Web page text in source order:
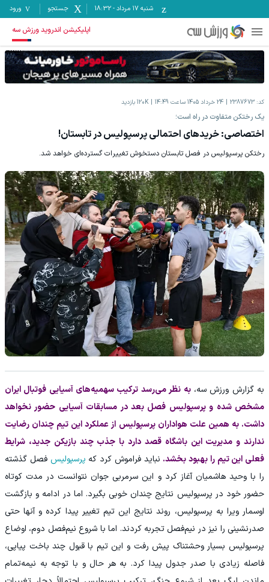
شنبه ۱۷ مرداد -
18:32 جستجو ورود
اپلیکیشن اندروید ورزش سه
کد: 2387673 24 خرداد 1405 ساعت 14:49 120K بازدید
یک رختکن متفاوت در راه است؛
اختصاصی: خریدهای احتمالی پرسپولیس در تابستان!
رختکن پرسپولیس در فصل تابستان دستخوش تغییرات گسترده‌ای خواهد شد.
به گزارش ورزش سه،به نظر می‌رسد ترکیب سهمیه‌های آسیایی فوتبال ایران
مشخص شده و پرسپولیس فصل بعد در مسابقات آسیایی حضور نخواهد
داشت. به همین علت هواداران پرسپولیس از عملکرد این تیم چندان رضایت
ندارند و مدیریت این باشگاه قصد دارد با جذب چند بازیکن جدید، شرایط
فعلی این تیم را بهبود بخشد. نباید فراموش کرد که پرسپولیس فصل گذشته
را با وحید هاشمیان آغاز کرد و این سرمربی جوان نتوانست در مدت کوتاه
حضور خود در پرسپولیس نتایج چندان خوبی بگیرد. اما در ادامه و بازگشت
اوسمار ویرا به پرسپولیس، روند نتایج این تیم تغییر پیدا کرده و آنها حتی
صدرنشینی را نیز در نیم‌فصل تجربه کردند. اما با شروع نیم‌فصل دوم، اوضاع
پرسپولیس بسیار وحشتناک پیش رفت و این تیم با قبول چند باخت پیاپی،
فاصله زیادی با صدر جدول پیدا کرد. به هر حال و با توجه به نیمه‌تمام